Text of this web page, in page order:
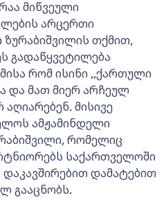
მიწვეული
არცერთი
თქმით,
გადაწყვეტილება
რომ ისინი ,,ქართული
და მათ მიერ არჩეულ
მისივე
ამჟამინდელი
რომელიც
საქართველოში
დამატებით
გააცნობს.